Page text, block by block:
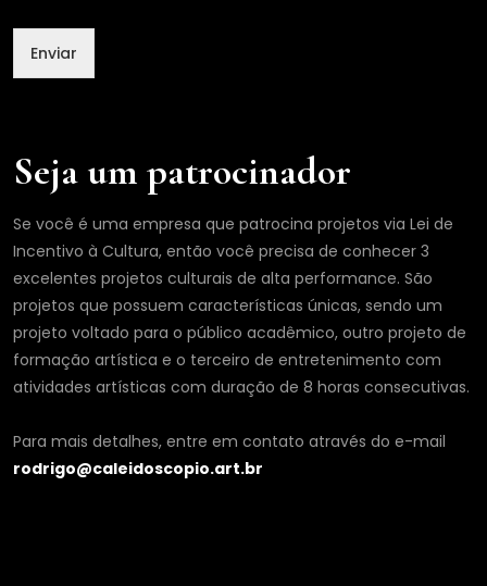
Enviar
Seja um patrocinador
Se você é uma empresa que patrocina projetos via Lei de
Incentivo à Cultura, então você precisa de conhecer 3
excelentes projetos culturais de alta performance. São
projetos que possuem características únicas, sendo um
projeto voltado para o público acadêmico, outro projeto de
formação artística e o terceiro de entretenimento com
atividades artísticas com duração de 8 horas consecutivas.
Para mais detalhes, entre em contato através do e-mail
rodrigo@caleidoscopio.art.br